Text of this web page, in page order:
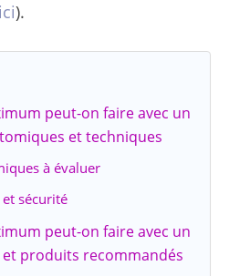
ici).
peut-on faire avec un
et techniques
à évaluer
sécurité
peut-on faire avec un
produits recommandés